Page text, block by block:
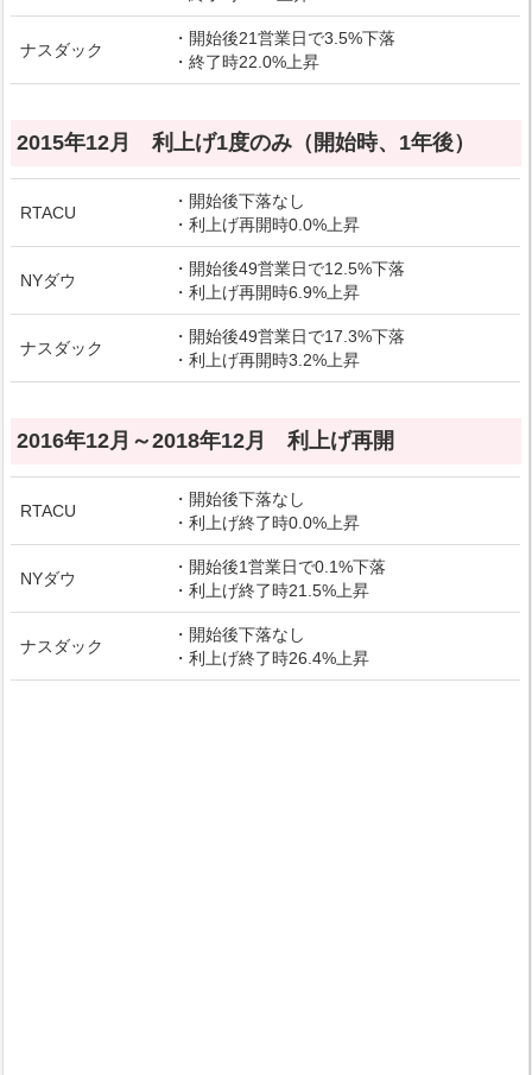
ナスダック
・開始後21営業日で3.5%下落
・終了時22.0%上昇
2015年12月 利上げ1度のみ（開始時、1年後）
RTACU
・開始後下落なし
・利上げ再開時0.0%上昇
NYダウ
・開始後49営業日で12.5%下落
・利上げ再開時6.9%上昇
ナスダック
・開始後49営業日で17.3%下落
・利上げ再開時3.2%上昇
2016年12月～2018年12月 利上げ再開
RTACU
・開始後下落なし
・利上げ終了時0.0%上昇
NYダウ
・開始後1営業日で0.1%下落
・利上げ終了時21.5%上昇
ナスダック
・開始後下落なし
・利上げ終了時26.4%上昇